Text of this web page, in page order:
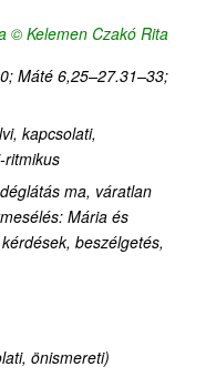
© Kelemen Czakó Rita
Máté 6,25–27.31–33;
kapcsolati,
ritmikus
ma, váratlan
Mária és
beszélgetés,
önismereti)